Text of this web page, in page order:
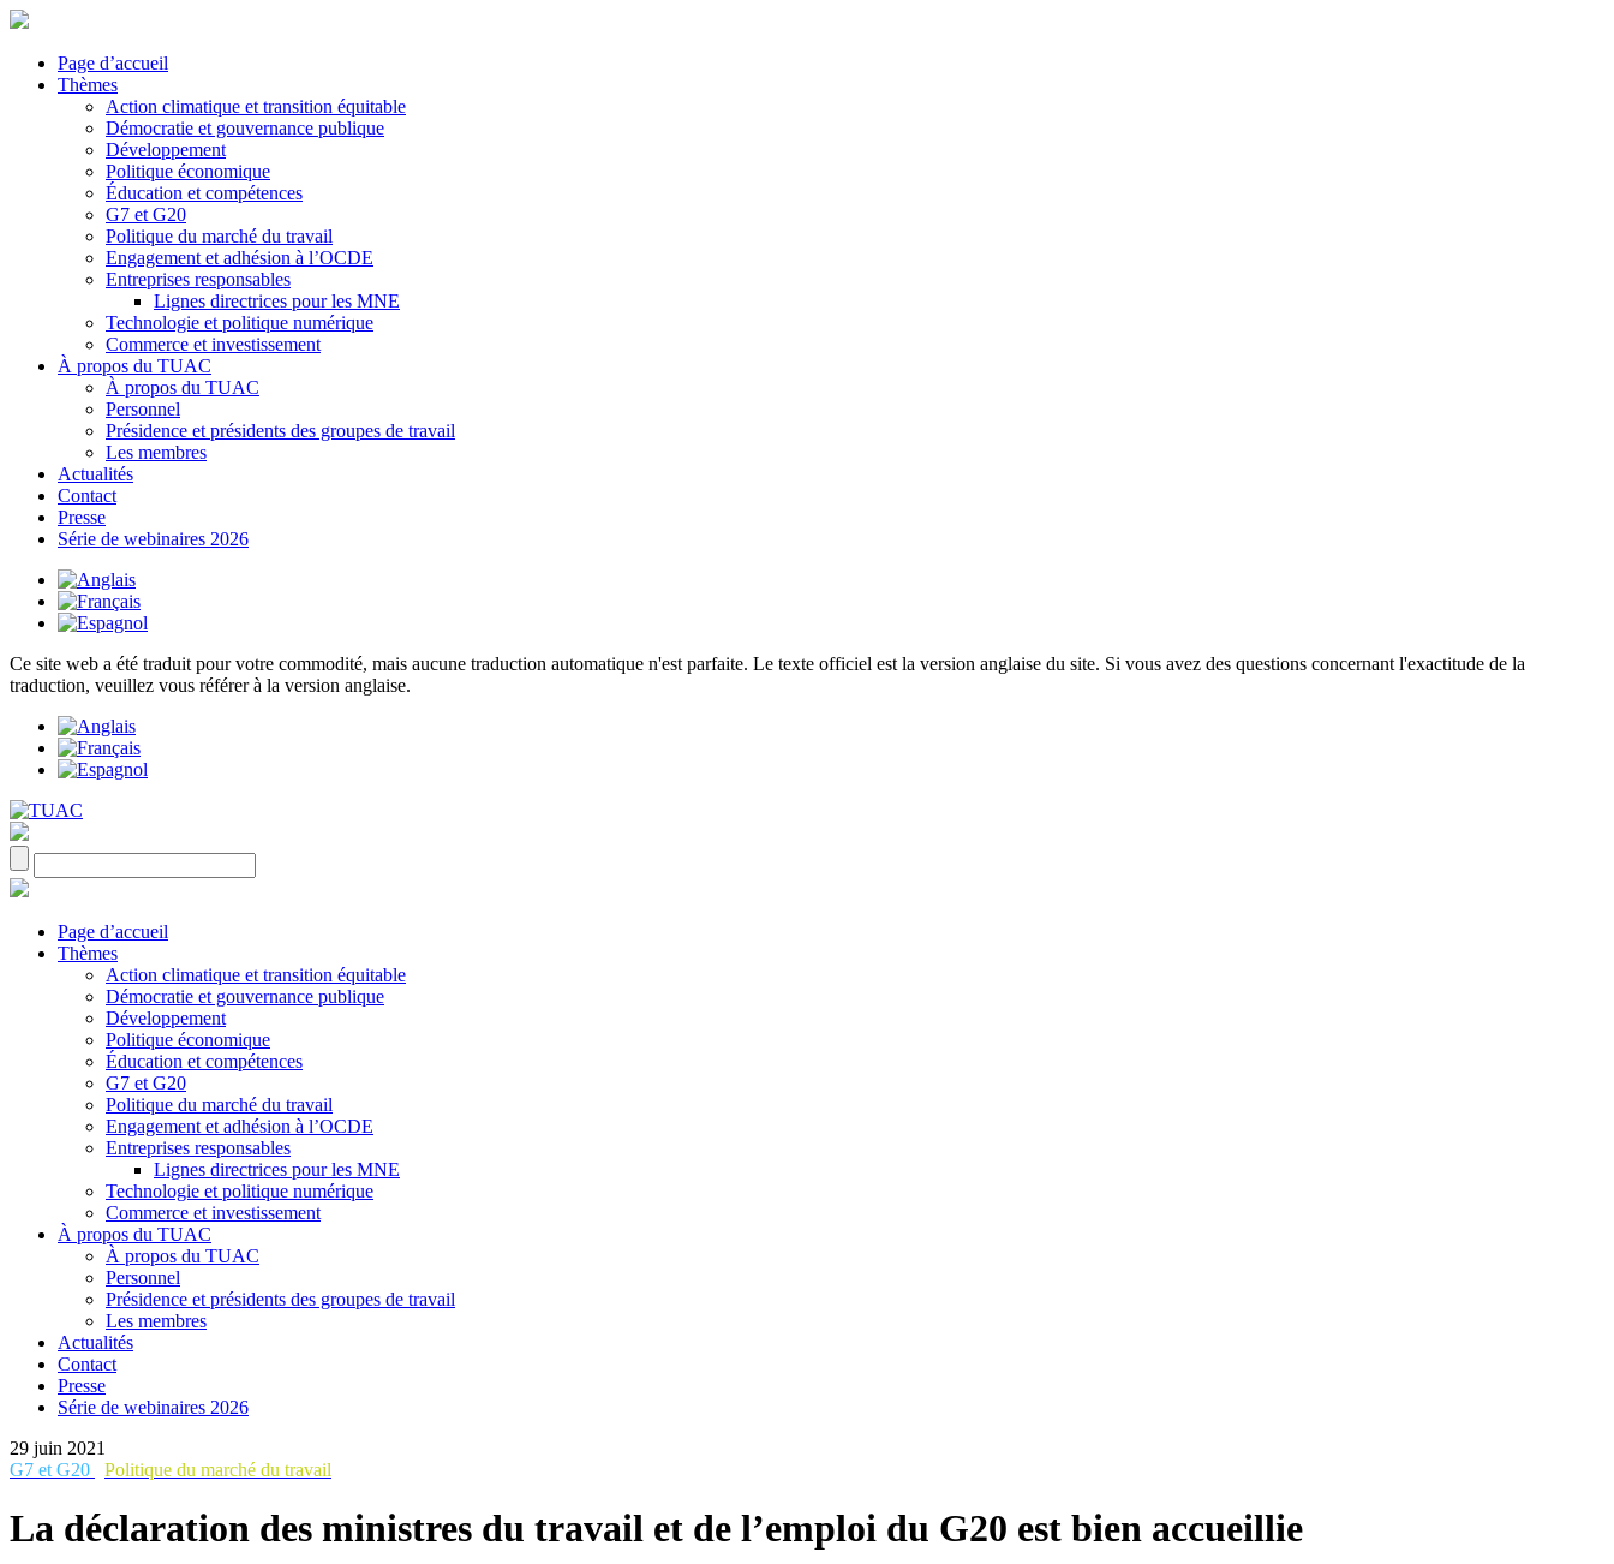
Page d’accueil
Thèmes
Action climatique et transition équitable
Démocratie et gouvernance publique
Développement
Politique économique
Éducation et compétences
G7 et G20
Politique du marché du travail
Engagement et adhésion à l’OCDE
Entreprises responsables
Lignes directrices pour les MNE
Technologie et politique numérique
Commerce et investissement
À propos du TUAC
À propos du TUAC
Personnel
Présidence et présidents des groupes de travail
Les membres
Actualités
Contact
Presse
Série de webinaires 2026
Ce site web a été traduit pour votre commodité, mais aucune traduction automatique n'est parfaite. Le texte officiel est la version anglaise du site. Si vous avez des questions concernant l'exactitude de la
traduction, veuillez vous référer à la version anglaise.
Page d’accueil
Thèmes
Action climatique et transition équitable
Démocratie et gouvernance publique
Développement
Politique économique
Éducation et compétences
G7 et G20
Politique du marché du travail
Engagement et adhésion à l’OCDE
Entreprises responsables
Lignes directrices pour les MNE
Technologie et politique numérique
Commerce et investissement
À propos du TUAC
À propos du TUAC
Personnel
Présidence et présidents des groupes de travail
Les membres
Actualités
Contact
Presse
Série de webinaires 2026
29 juin 2021
G7 et G20
Politique du marché du travail
La déclaration des ministres du travail et de l’emploi du G20 est bien accueillie